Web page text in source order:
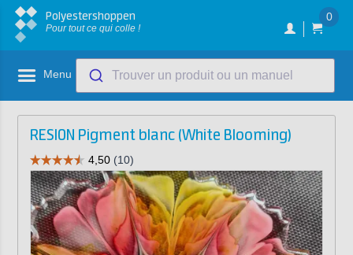
Polyestershoppen
Pour tout ce qui colle !
0
Menu Trouver un produit ou un manuel
RESION Pigment blanc (White Blooming)